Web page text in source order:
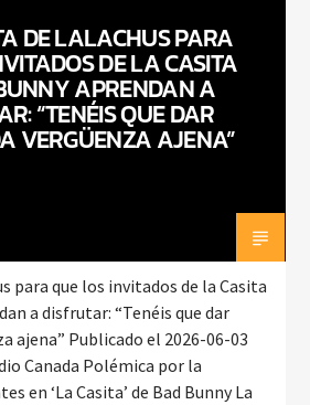
DJ EXTRAORDINARIA
AM
DE LALACHUS PARA
DE LA CASITA
APRENDAN A
“TENÉIS QUE DAR
VERGÜENZA AJENA”
para que los invitados de la Casita
a disfrutar: “Tenéis que dar
ajena” Publicado el 2026-06-03
Canada Polémica por la
en ‘La Casita’ de Bad Bunny La